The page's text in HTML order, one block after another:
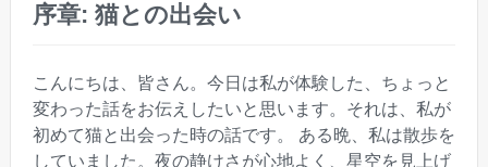
序章: 猫との出会い
こんにちは、皆さん。今日は私が体験した、ちょっと
変わった話をお伝えしたいと思います。それは、私が
初めて猫と出会った時の話です。 ある晩、私は散歩を
していました。夜の静けさが心地よく、星空を見上げ